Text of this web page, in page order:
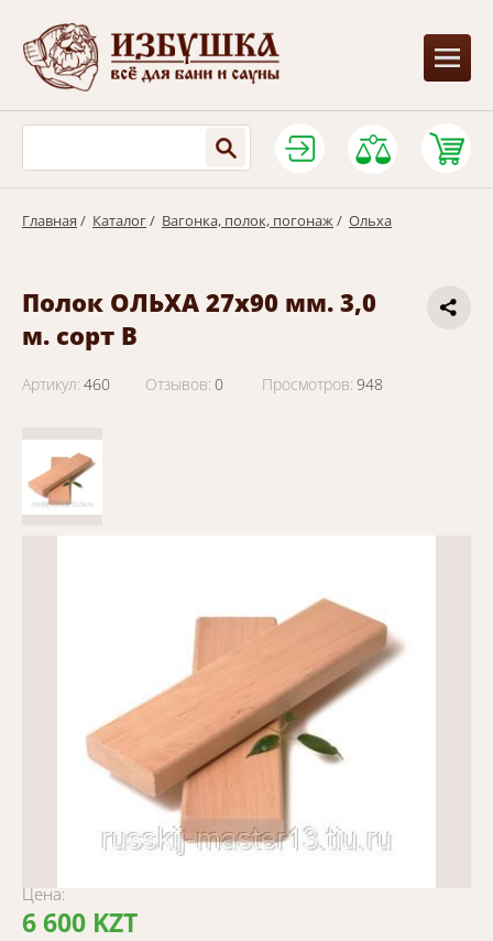
Главная / Каталог/ Вагонка, полок, погонаж/ Ольха
Полок ОЛЬХА 27х90 мм. 3,0
м. сорт В
Артикул: 460 Отзывов: 0 Просмотров: 948
Цена:
6 600 KZT